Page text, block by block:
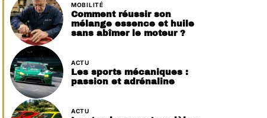
MOBILITÉ
Comment réussir son
mélange essence et huile
sans abîmer le moteur ?
ACTU
Les sports mécaniques :
passion et adrénaline
ACTU